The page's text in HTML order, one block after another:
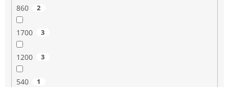
860 2
1700 3
1200 3
540 1